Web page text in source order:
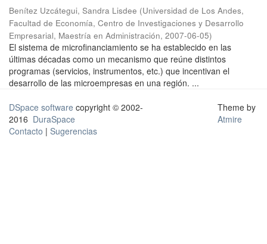
Benítez Uzcátegui, Sandra Lisdee (Universidad de Los Andes,
Facultad de Economía, Centro de Investigaciones y Desarrollo
Empresarial, Maestría en Administración, 2007-06-05)
El sistema de microfinanciamiento se ha establecido en las
últimas décadas como un mecanismo que reúne distintos
programas (servicios, instrumentos, etc.) que incentivan el
desarrollo de las microempresas en una región. ...
DSpace software copyright © 2002-
2016 DuraSpace
Contacto | Sugerencias
Theme by
Atmire